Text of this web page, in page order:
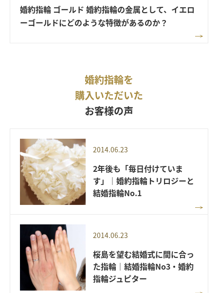
婚約指輪 ゴールド 婚約指輪の金属として、イエロ
ーゴールドにどのような特徴があるのか？
婚約指輪を
購入いただいた
お客様の声
2014.06.23
2年後も「毎日付けていま
す」｜婚約指輪トリロジーと
結婚指輪No.1
2014.06.23
桜島を望む結婚式に間に合っ
た指輪｜結婚指輪No3・婚約
指輪ジュピター